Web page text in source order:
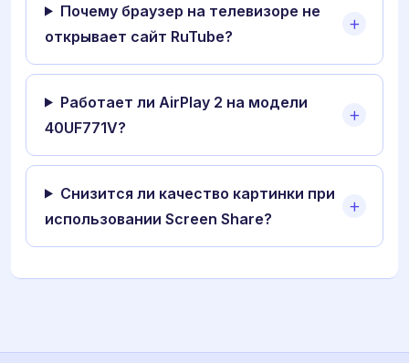
Почему браузер на телевизоре не
открывает сайт RuTube?
Работает ли AirPlay 2 на модели
40UF771V?
Снизится ли качество картинки при
использовании Screen Share?